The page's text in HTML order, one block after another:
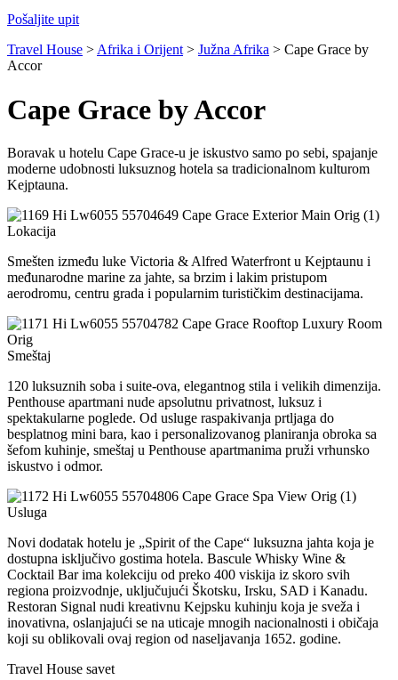
Pošaljite upit
Travel House >Afrika i Orijent > Južna Afrika > Cape Grace by
Accor
Cape Grace by Accor
Boravak u hotelu Cape Grace-u je iskustvo samo po sebi, spajanje
moderne udobnosti luksuznog hotela sa tradicionalnom kulturom
Kejptauna.
Lokacija
Smešten između luke Victoria & Alfred Waterfront u Kejptaunu i
međunarodne marine za jahte, sa brzim i lakim pristupom
aerodromu, centru grada i popularnim turističkim destinacijama.
Smeštaj
120 luksuznih soba i suite-ova, elegantnog stila i velikih dimenzija.
Penthouse apartmani nude apsolutnu privatnost, luksuz i
spektakularne poglede. Od usluge raspakivanja prtljaga do
besplatnog mini bara, kao i personalizovanog planiranja obroka sa
šefom kuhinje, smeštaj u Penthouse apartmanima pruži vrhunsko
iskustvo i odmor.
Usluga
Novi dodatak hotelu je „Spirit of the Cape“ luksuzna jahta koja je
dostupna isključivo gostima hotela. Bascule Whisky Wine &
Cocktail Bar ima kolekciju od preko 400 viskija iz skoro svih
regiona proizvodnje, uključujući Škotsku, Irsku, SAD i Kanadu.
Restoran Signal nudi kreativnu Kejpsku kuhinju koja je sveža i
inovativna, oslanjajući se na uticaje mnogih nacionalnosti i običaja
koji su oblikovali ovaj region od naseljavanja 1652. godine.
Travel House savet